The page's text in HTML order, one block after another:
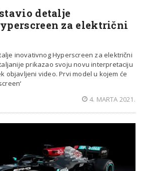
detalje
za električni
inovativnog Hyperscreen za električni
prikazao svoju novu interpretaciju
objavljeni video. Prvi model u kojem će
4. MARTA 2021.